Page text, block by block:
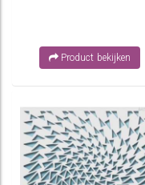
Product bekijken